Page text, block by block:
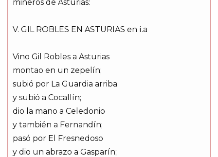
mineros de Asturias:
V. GIL ROBLES EN ASTURIAS en í.a
Vino Gil Robles a Asturias
montao en un zepelín;
subió por La Guardia arriba
y subió a Cocallín;
dio la mano a Celedonio
y también a Fernandín;
pasó por El Fresnedoso
y dio un abrazo a Gasparín;